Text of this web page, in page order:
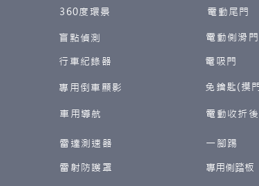
360度環景
盲點偵測
行車紀錄器
專用倒車顯影
車用導航
電動尾門
電動側滑門
電吸門
免鑰匙(摸
電動收折
雷達測速器
雷射防護罩
一腳踢
​專用側踏板